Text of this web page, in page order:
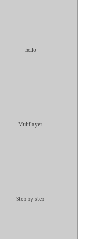
hello
Multilayer
Step by step